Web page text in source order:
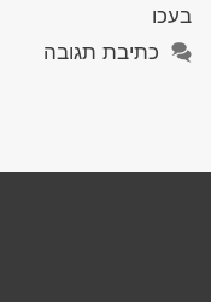
בעכו
כתיבת תגובה